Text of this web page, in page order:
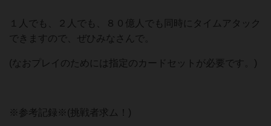
１人でも、２人でも、８０億人でも同時にタイムアタック
できますので、ぜひみなさんで。
(なおプレイのためには指定のカードセットが必要です。)
※参考記録※(挑戦者求ム！)